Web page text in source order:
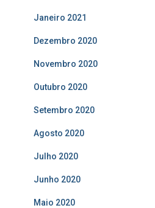
Janeiro 2021
Dezembro 2020
Novembro 2020
Outubro 2020
Setembro 2020
Agosto 2020
Julho 2020
Junho 2020
Maio 2020